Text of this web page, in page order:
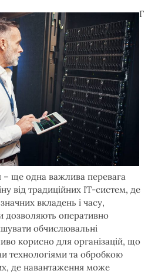
Г
– ще одна важлива перевага
від традиційних IT-систем, де
вкладень і часу,
дозволяють оперативно
обчислювальні
корисно для організацій, що
технологіями та обробкою
де навантаження може